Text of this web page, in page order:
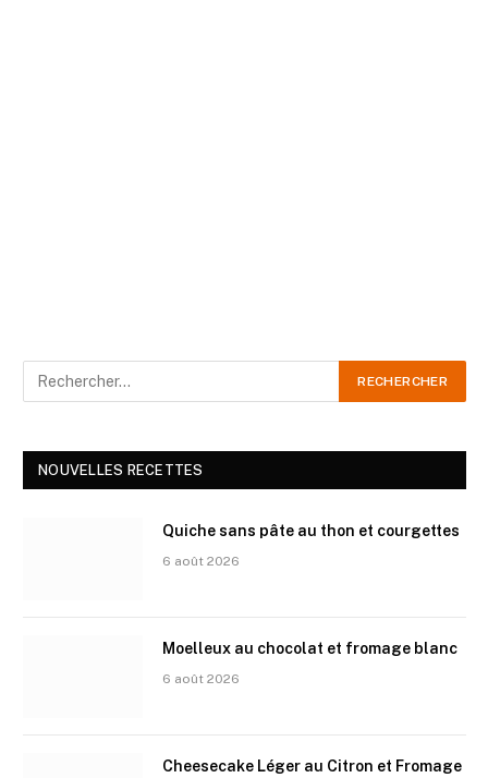
NOUVELLES RECETTES
Quiche sans pâte au thon et courgettes
6 août 2026
Moelleux au chocolat et fromage blanc
6 août 2026
Cheesecake Léger au Citron et Fromage